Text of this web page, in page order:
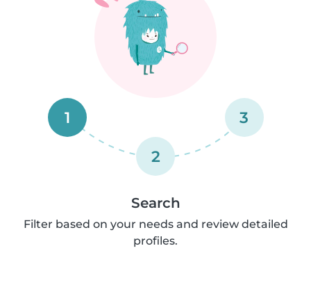
1
2
3
Search
Filter based on your needs and review detailed
profiles.